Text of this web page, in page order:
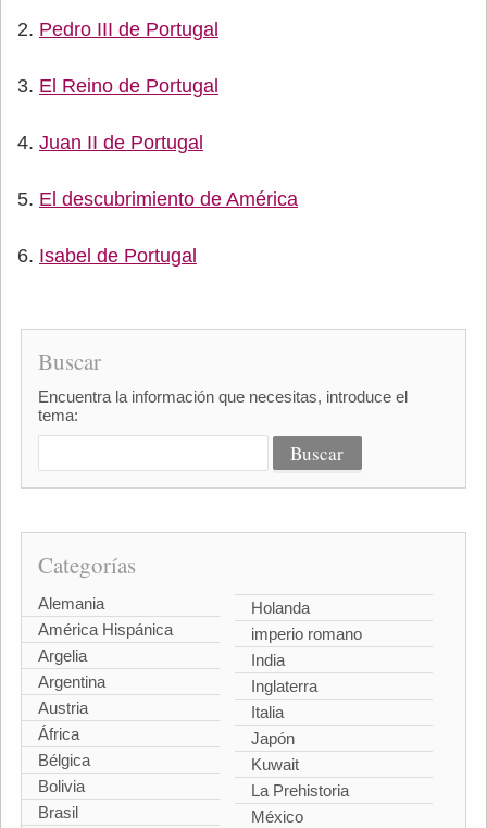
Pedro III de Portugal
El Reino de Portugal
Juan II de Portugal
El descubrimiento de América
Isabel de Portugal
Buscar
Encuentra la información que necesitas, introduce el
tema:
Categorías
Alemania
América Hispánica
Argelia
Argentina
Austria
África
Bélgica
Bolivia
Brasil
Holanda
imperio romano
India
Inglaterra
Italia
Japón
Kuwait
La Prehistoria
México